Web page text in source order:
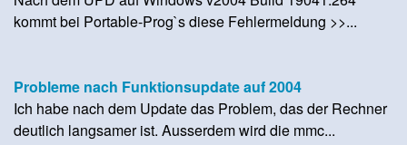
kommt bei Portable-Prog`s diese Fehlermeldung >>...
Probleme nach Funktionsupdate auf 2004
Ich habe nach dem Update das Problem, das der Rechner
deutlich langsamer ist. Ausserdem wird die mmc...